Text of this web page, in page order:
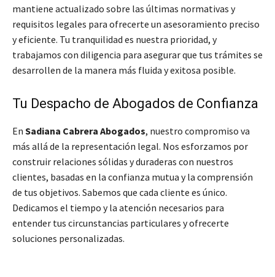
mantiene actualizado sobre las últimas normativas y
requisitos legales para ofrecerte un asesoramiento preciso
y eficiente. Tu tranquilidad es nuestra prioridad, y
trabajamos con diligencia para asegurar que tus trámites se
desarrollen de la manera más fluida y exitosa posible.
Tu Despacho de Abogados de Confianza
En Sadiana Cabrera Abogados, nuestro compromiso va
más allá de la representación legal. Nos esforzamos por
construir relaciones sólidas y duraderas con nuestros
clientes, basadas en la confianza mutua y la comprensión
de tus objetivos. Sabemos que cada cliente es único.
Dedicamos el tiempo y la atención necesarios para
entender tus circunstancias particulares y ofrecerte
soluciones personalizadas.